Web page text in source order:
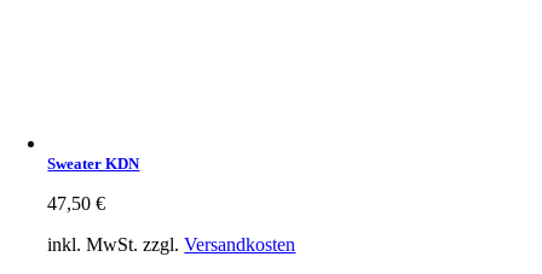
Sweater KDN
47,50€
inkl. MwSt. zzgl.Versandkosten